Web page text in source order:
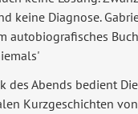
keine Diagnose.
autobiografisches
des Abends bedient
Kurzgeschichten